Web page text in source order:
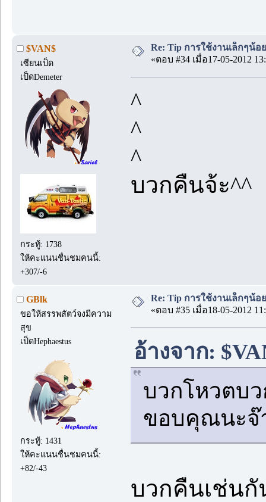
$VAN$
เซียนเป็ด
เป็ดDemeter
กระทู้: 1738
ให้คะแนนชื่นชมคนนี้:
+307/-6
Re: Tip การใช้งานเล็กๆน้อ
«ตอบ #34 เมื่อ17-05-2012
^
^
^
บวกคืนจ้ะ^^
GBlk
ขอให้สรรพสัตว์จงมีความ
สุข
เป็ดHephaestus
กระทู้: 1431
ให้คะแนนชื่นชมคนนี้:
+82/-43
Re: Tip การใช้งานเล็กๆน้อ
«ตอบ #35 เมื่อ18-05-2012
อ้างจาก:
บวกโหวตบ
ขอบคุณนะจ๊
บวกคืนเช่นกั